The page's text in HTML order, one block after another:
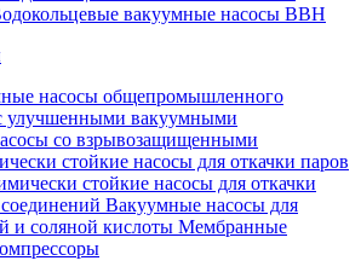
вакуумные насосы ВВН
насосы общепромышленного
улучшенными вакуумными
со взрывозащищенными
стойкие насосы для откачки паров
стойкие насосы для откачки
Вакуумные насосы для
и соляной кислоты Мембранные